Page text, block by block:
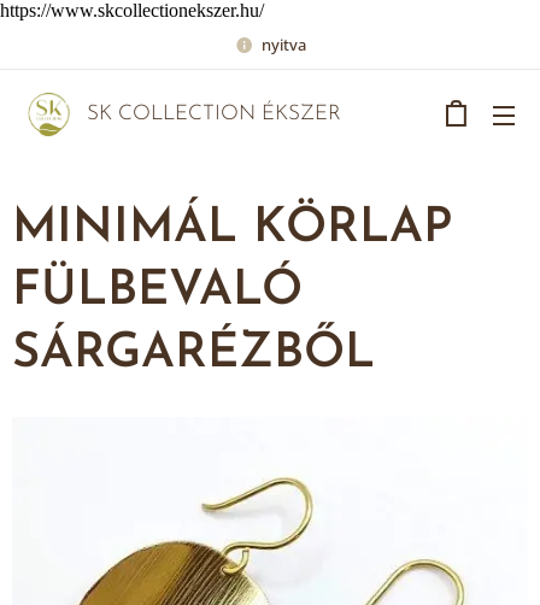
https://www.skcollectionekszer.hu/
nyitva
SK COLLECTION ÉKSZER
MINIMÁL KÖRLAP
FÜLBEVALÓ
SÁRGARÉZBŐL